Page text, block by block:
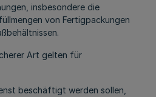
insbesondere die
von Fertigpackungen
Art gelten für
beschäftigt werden sollen,